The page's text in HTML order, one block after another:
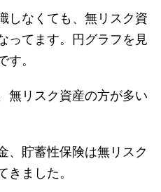
しなくても、無リスク資
ってます。円グラフを見
す。
無リスク資産の方が多い
、貯蓄性保険は無リスク
きました。